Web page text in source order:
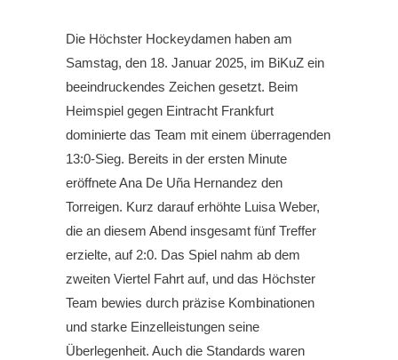
Die Höchster Hockeydamen haben am
Samstag, den 18. Januar 2025, im BiKuZ ein
beeindruckendes Zeichen gesetzt. Beim
Heimspiel gegen Eintracht Frankfurt
dominierte das Team mit einem überragenden
13:0-Sieg. Bereits in der ersten Minute
eröffnete Ana De Uña Hernandez den
Torreigen. Kurz darauf erhöhte Luisa Weber,
die an diesem Abend insgesamt fünf Treffer
erzielte, auf 2:0. Das Spiel nahm ab dem
zweiten Viertel Fahrt auf, und das Höchster
Team bewies durch präzise Kombinationen
und starke Einzelleistungen seine
Überlegenheit. Auch die Standards waren